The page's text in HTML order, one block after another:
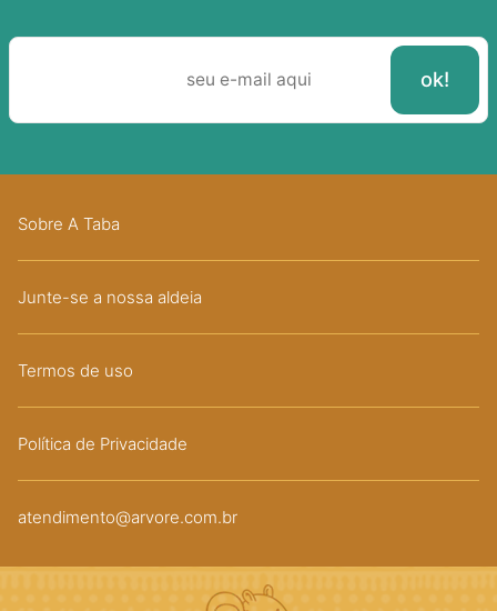
Sobre A Taba
Junte-se a nossa aldeia
Termos de uso
Política de Privacidade
atendimento@arvore.com.br